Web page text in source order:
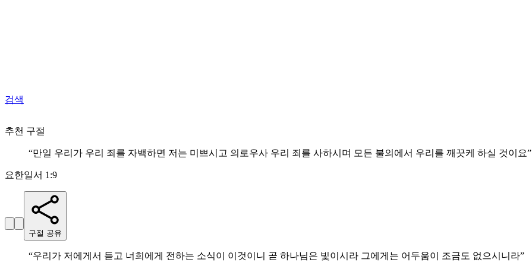
검색
추천 구절
“만일 우리가 우리 죄를 자백하면 저는 미쁘시고 의로우사 우리 죄를 사하시며 모든 불의에서 우리를 깨끗케 하실 것이요”
요한일서 1:9
구절 공유
“우리가 저에게서 듣고 너희에게 전하는 소식이 이것이니 곧 하나님은 빛이시라 그에게는 어두움이 조금도 없으시니라”